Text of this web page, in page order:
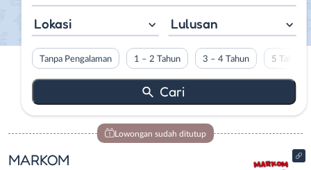
Lokasi Lulusan
Tanpa Pengalaman 1 – 2 Tahun 3 – 4 Tahun 5 Tahun
Lowongan sudah ditutup
MARKOM